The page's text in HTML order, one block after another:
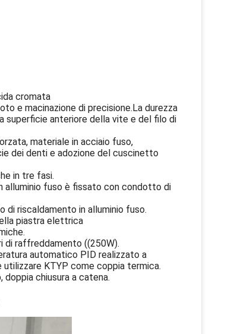
cromata
e macinazione di precisione.La durezza
superficie anteriore della vite e del filo di
materiale in acciaio fuso,
dei denti e adozione del cuscinetto
in tre fasi.
alluminio fuso è fissato con condotto di
riscaldamento in alluminio fuso.
piastra elettrica
di raffreddamento ((250W).
automatico PID realizzato a
KTYP come coppia termica.
chiusura a catena.